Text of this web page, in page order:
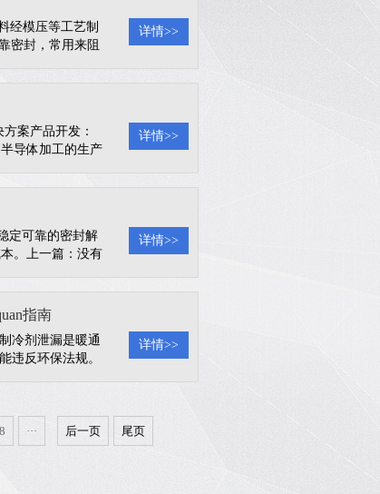
经模压等工艺制
密封，常用来阻
期耐受温度可达
详情>>
案产品开发：
导体加工的生产
详情>>
定可靠的密封解
。上一篇：没有
详情>>
指南
冷剂泄漏是暖通
违反环保法规。
详情>>
8 ··· 后一页 尾页